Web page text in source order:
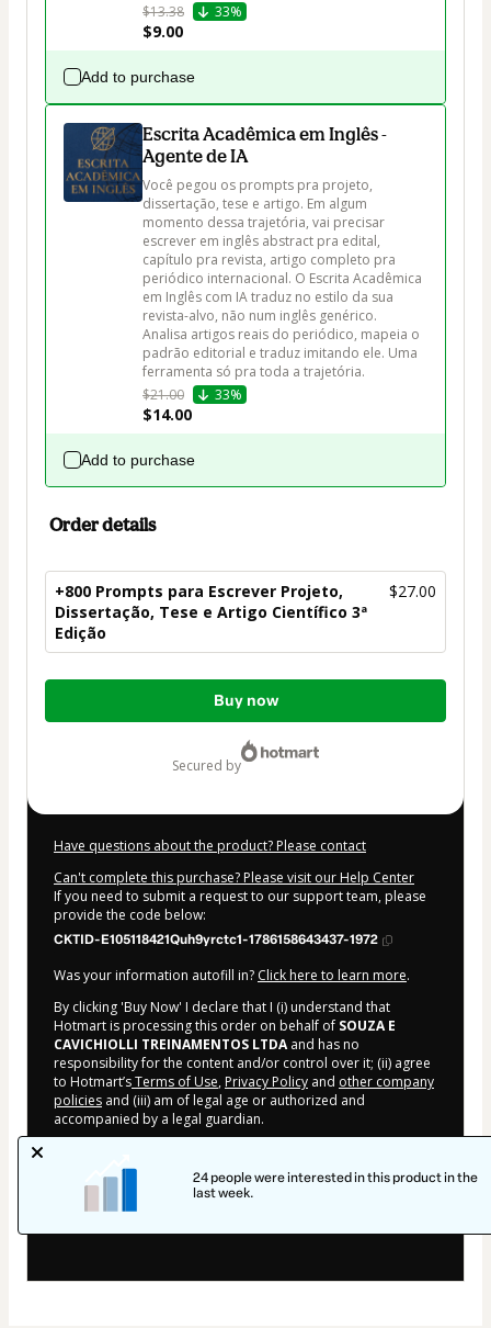
$13.38
33%
$9.00
Add to purchase
Escrita Acadêmica em Inglês -
Agente de IA
Você pegou os prompts pra projeto,
dissertação, tese e artigo. Em algum
momento dessa trajetória, vai precisar
escrever em inglês abstract pra edital,
capítulo pra revista, artigo completo pra
periódico internacional. O Escrita Acadêmica
em Inglês com IA traduz no estilo da sua
revista-alvo, não num inglês genérico.
Analisa artigos reais do periódico, mapeia o
padrão editorial e traduz imitando ele. Uma
ferramenta só pra toda a trajetória.
$21.00
33%
$14.00
Add to purchase
Order details
+800 Prompts para Escrever Projeto,
Dissertação, Tese e Artigo Científico 3ª
Edição
$27.00
Total
Buy now
secured by
Have questions about the product? Please contact
Can't complete this purchase? Please visit our Help Center
If you need to submit a request to our support team, please
provide the code below:
CKTID-E105118421Quh9yrctc1-1786158643437-1972
Was your information autofill in? Click here to learn more.
By clicking 'Buy Now' I declare that I (i) understand that
Hotmart is processing this order on behalf of SOUZA E
CAVICHIOLLI TREINAMENTOS LTDAand has no
responsibility for the content and/or control over it; (ii) agree
to Hotmart’sTerms of Use, Privacy Policy and other company
policies and (iii) am of legal age or authorized and
accompanied by a legal guardian.
Hotmart ©
- All rights reserved
2026-08-08T03:10:45.519Z REF.
24 people were interested in this product in the
last week.